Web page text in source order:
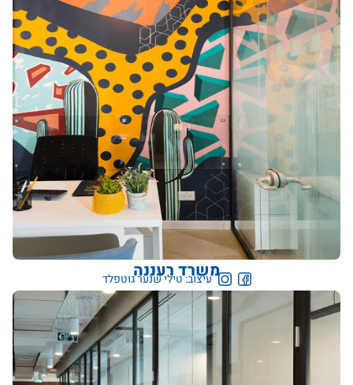
משרד רעננה
עיצוב: טילי שנער גוטפלד